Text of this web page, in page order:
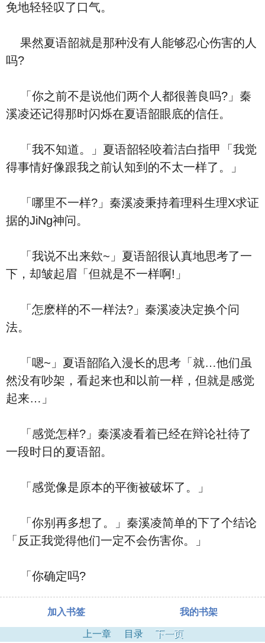
免地轻轻叹了口气。
果然夏语韶就是那种没有人能够忍心伤害的人
吗?
「你之前不是说他们两个人都很善良吗?」秦
溪凌还记得那时闪烁在夏语韶眼底的信任。
「我不知道。」夏语韶轻咬着洁白指甲「我觉
得事情好像跟我之前认知到的不太一样了。」
「哪里不一样?」秦溪凌秉持着理科生理X求证
据的JiNg神问。
「我说不出来欸~」夏语韶很认真地思考了一
下，却皱起眉「但就是不一样啊!」
「怎麽样的不一样法?」秦溪凌决定换个问
法。
「嗯~」夏语韶陷入漫长的思考「就…他们虽
然没有吵架，看起来也和以前一样，但就是感觉
起来…」
「感觉怎样?」秦溪凌看着已经在辩论社待了
一段时日的夏语韶。
「感觉像是原本的平衡被破坏了。」
「你别再多想了。」秦溪凌简单的下了个结论
「反正我觉得他们一定不会伤害你。」
「你确定吗?
加入书签 我的书架
上一章 目录 下一页